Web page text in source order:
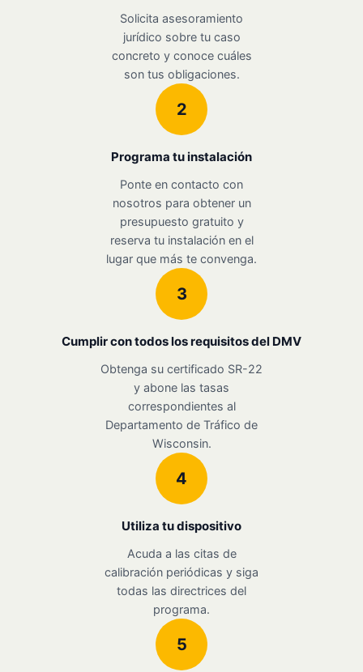
Solicita asesoramiento
jurídico sobre tu caso
concreto y conoce cuáles
son tus obligaciones.
2
Programa tu instalación
Ponte en contacto con
nosotros para obtener un
presupuesto gratuito y
reserva tu instalación en el
lugar que más te convenga.
3
Cumplir con todos los requisitos del DMV
Obtenga su certificado SR-22
y abone las tasas
correspondientes al
Departamento de Tráfico de
Wisconsin.
4
Utiliza tu dispositivo
Acuda a las citas de
calibración periódicas y siga
todas las directrices del
programa.
5